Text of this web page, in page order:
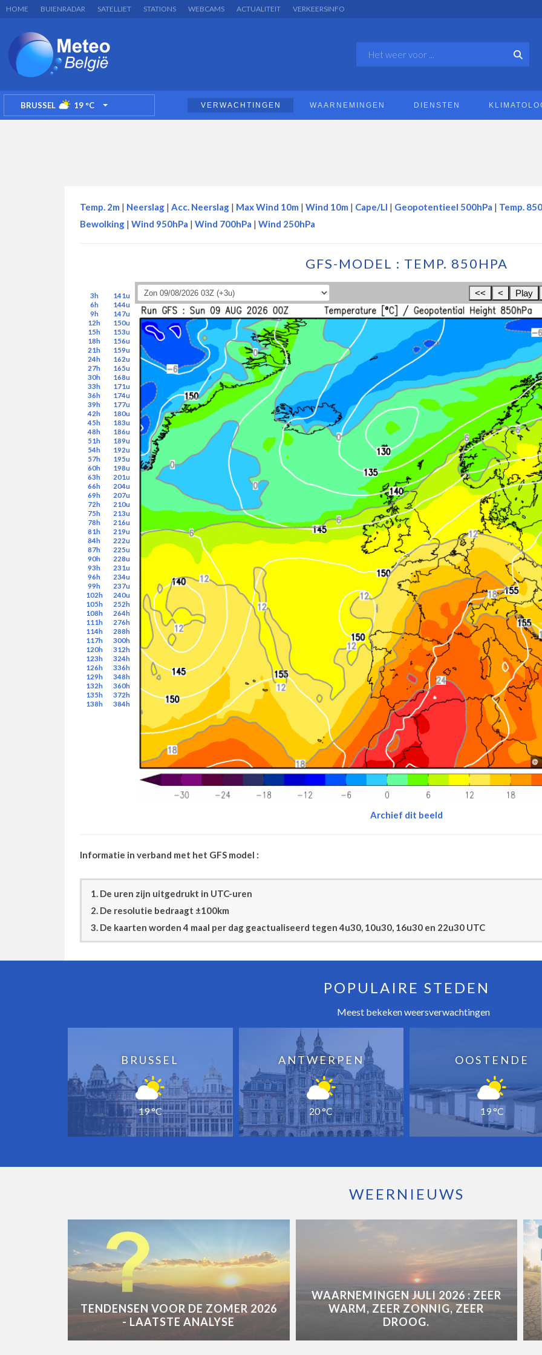
HOME BUIENRADAR SATELLIET STATIONS WEBCAMS ACTUALITEIT VERKEERSINFO
BRUSSEL 19°C TOGGLE DROPDOWN VERWACHTINGEN WAARNEMINGEN DIENSTEN
Temp. 2m | Neerslag | Acc. Neerslag | Max Wind 10m | Wind 10m | Cape/LI | Geopotentieel 500hPa | Temp.
Bewolking | Wind 950hPa | Wind 700hPa | Wind 250hPa
GFS-MODEL : TEMP. 850HPA
3h
6h
9h
12h
15h
18h
21h
24h
27h
30h
33h
36h
39h
42h
45h
48h
51h
54h
57h
60h
63h
66h
69h
72h
75h
78h
81h
84h
87h
90h
93h
96h
99h
102h
105h
108h
111h
114h
117h
120h
123h
126h
129h
132h
135h
138h
141u
144u
147u
150u
153u
156u
159u
162u
165u
168u
171u
174u
177u
180u
183u
186u
189u
192u
195u
198u
201u
204u
207u
210u
213u
216u
219u
222u
225u
228u
231u
234u
237u
240u
252h
264h
276h
288h
300h
312h
324h
336h
348h
360h
372h
384h
<< < Play
Archief dit beeld
Informatie in verband met het GFS model :
1. De uren zijn uitgedrukt in UTC-uren
2. De resolutie bedraagt ±100km
3. De kaarten worden 4 maal per dag geactualiseerd tegen 4u30, 10u30, 16u30 en 22u30 UTC
POPULAIRE STEDEN
Meest bekeken weersverwachtingen
BRUSSEL
19 °C
ANTWERPEN
20 °C
OOSTENDE
19 °C
WEERNIEUWS
TENDENSEN VOOR DE ZOMER 2026
- LAATSTE ANALYSE
WAARNEMINGEN JULI 2026 : ZEER
WARM, ZEER ZONNIG, ZEER
DROOG.